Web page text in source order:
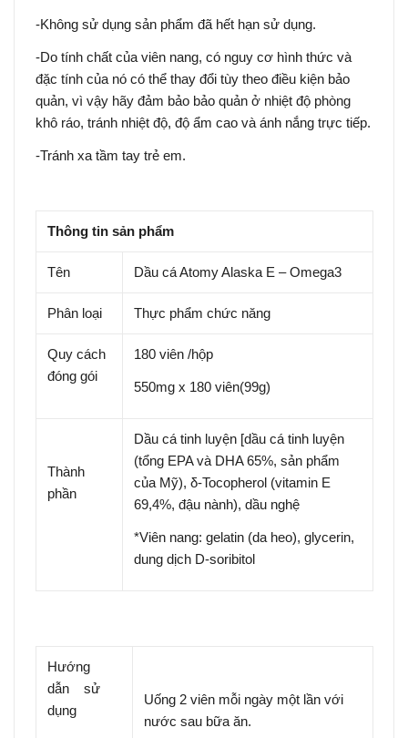
-Không sử dụng sản phẩm đã hết hạn sử dụng.
-Do tính chất của viên nang, có nguy cơ hình thức và
đặc tính của nó có thể thay đổi tùy theo điều kiện bảo
quản, vì vậy hãy đảm bảo bảo quản ở nhiệt độ phòng
khô ráo, tránh nhiệt độ, độ ẩm cao và ánh nắng trực tiếp.
-Tránh xa tầm tay trẻ em.
Thông tin sản phẩm
Tên Dầu cá Atomy Alaska E – Omega3
Phân loại Thực phẩm chức năng
Quy cách
đóng gói
180 viên /hộp
550mg x 180 viên(99g)
Thành
phần
Dầu cá tinh luyện [dầu cá tinh luyện
(tổng EPA và DHA 65%, sản phẩm
của Mỹ), δ-Tocopherol (vitamin E
69,4%, đậu nành), dầu nghệ
*Viên nang: gelatin (da heo), glycerin,
dung dịch D-soribitol
Hướng
dẫn sử
dụng
Uống 2 viên mỗi ngày một lần với
nước sau bữa ăn.